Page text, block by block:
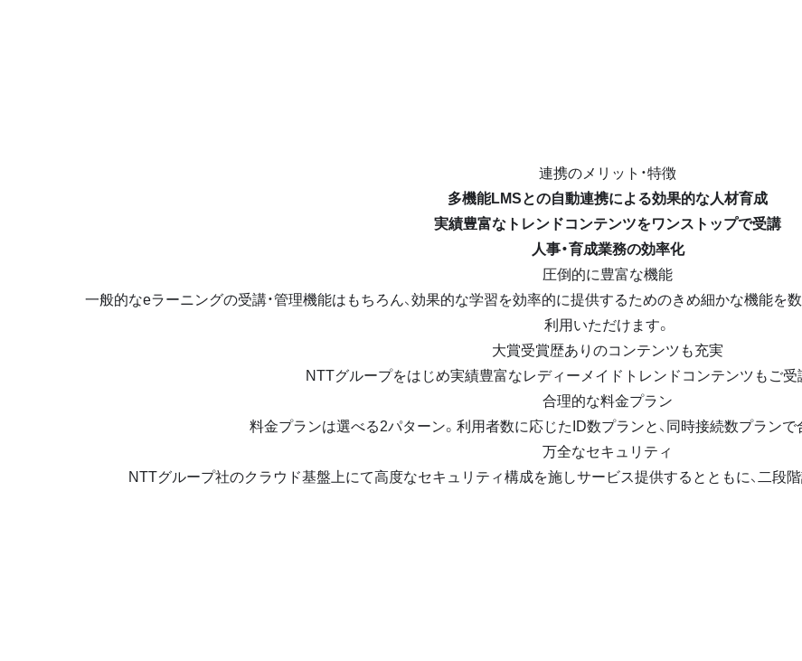
連携のメリット・特徴
多機能LMSとの自動連携による効果的な人材育成
実績豊富なトレンドコンテンツをワンストップで受講
人事・育成業務の効率化
圧倒的に豊富な機能
一般的なeラーニングの受講・管理機能はもちろん、効果的な学習を効率的に提供するためのきめ細かな機能を
利用いただけます。
大賞受賞歴ありのコンテンツも充実
NTTグループをはじめ実績豊富なレディーメイドトレンドコンテンツもご受
合理的な料金プラン
料金プランは選べる2パターン。利用者数に応じたID数プランと、同時接続数プランで
万全なセキュリティ
NTTグループ社のクラウド基盤上にて高度なセキュリティ構成を施しサービス提供するとともに、二段